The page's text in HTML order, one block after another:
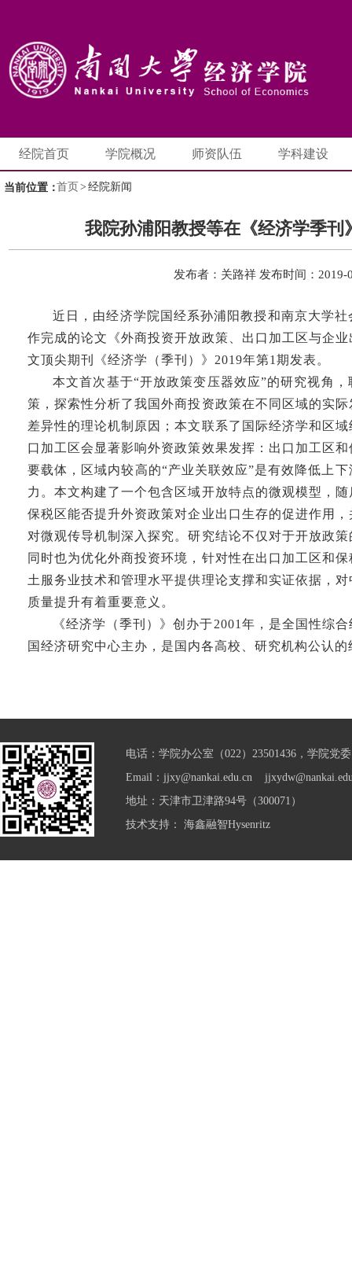
经院首页 学院概况 师资队伍 学科建设
当前位置：首页 > 经院新闻
我院孙浦阳教授等在《经济学季刊
发布者：关路祥 发布时间：2019-
近日，由经济学院国经系孙浦阳教授和南京大学
作完成的论文《外商投资开放政策、出口加工区与企
文顶尖期刊《经济学（季刊）》2019年第1期发表。
本文首次基于“开放政策变压器效应”的研究视角
策，探索性分析了我国外商投资政策在不同区域的实
差异性的理论机制原因；本文联系了国际经济学和区
口加工区会显著影响外资政策效果发挥：出口加工区
要载体，区域内较高的“产业关联效应”是有效降低上
力。本文构建了一个包含区域开放特点的微观模型，
保税区能否提升外资政策对企业出口生存的促进作用
对微观传导机制深入探究。研究结论不仅对于开放政
同时也为优化外商投资环境，针对性在出口加工区和
土服务业技术和管理水平提供理论支撑和实证依据，
质量提升有着重要意义。
《经济学（季刊）》创办于2001年，是全国性综
国经济研究中心主办，是国内各高校、研究机构公认
电话：学院办公室（022）23501436，学院党
Email：jjxy@nankai.edu.cn
地址：天津市卫津路94号（300071）
技术支持： 海鑫融智Hysenritz